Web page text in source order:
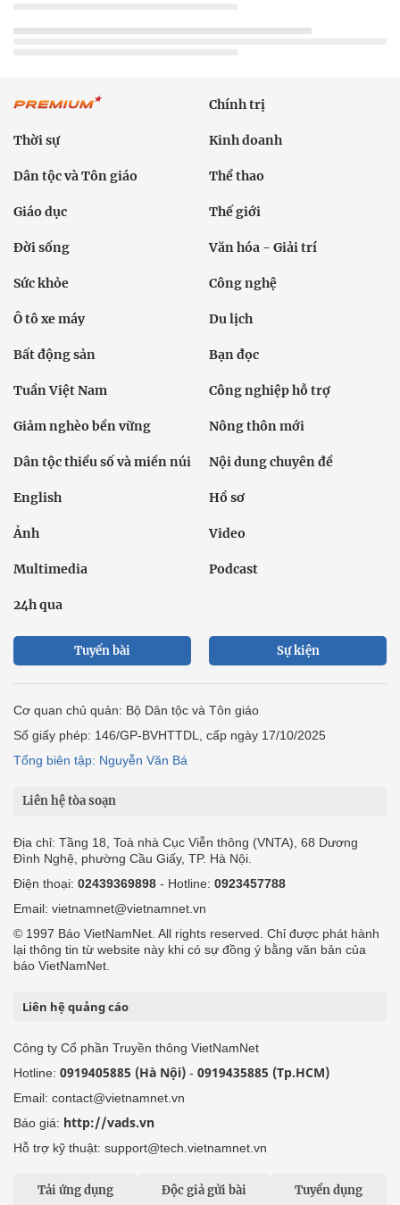
Chính trị
Thời sự Kinh doanh
Dân tộc và Tôn giáo Thể thao
Giáo dục Thế giới
Đời sống Văn hóa - Giải trí
Sức khỏe Công nghệ
Ô tô xe máy Du lịch
Bất động sản Bạn đọc
Tuần Việt Nam Công nghiệp hỗ trợ
Giảm nghèo bền vững Nông thôn mới
Dân tộc thiểu số và miền núi Nội dung chuyên đề
English Hồ sơ
Ảnh Video
Multimedia Podcast
24h qua
Tuyến bài Sự kiện
Cơ quan chủ quản: Bộ Dân tộc và Tôn giáo
Số giấy phép: 146/GP-BVHTTDL, cấp ngày 17/10/2025
Tổng biên tập: Nguyễn Văn Bá
Liên hệ tòa soạn
Địa chỉ: Tầng 18, Toà nhà Cục Viễn thông (VNTA), 68 Dương
Đình Nghệ, phường Cầu Giấy, TP. Hà Nội.
Điện thoại: 02439369898 - Hotline: 0923457788
Email: vietnamnet@vietnamnet.vn
© 1997 Báo VietNamNet. All rights reserved. Chỉ được phát hành
lại thông tin từ website này khi có sự đồng ý bằng văn bản của
báo VietNamNet.
Liên hệ quảng cáo
Công ty Cổ phần Truyền thông VietNamNet
Hotline: 0919405885 (Hà Nội) - 0919435885 (Tp.HCM)
Email: contact@vietnamnet.vn
Báo giá: http://vads.vn
Hỗ trợ kỹ thuật: support@tech.vietnamnet.vn
Tải ứng dụng Độc giả gửi bài Tuyển dụng